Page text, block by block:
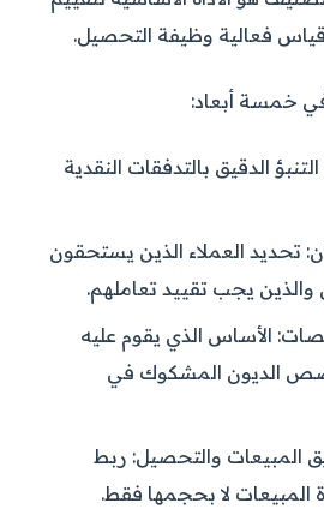
فعالية وظيفة التحصيل.
خمسة أبعاد:
التنبؤ الدقيق بالتدفقات النقدية
تحديد العملاء الذين يستحقون
والذين يجب تقييد تعاملهم.
الأساس الذي يقوم عليه
الديون المشكوك في
المبيعات والتحصيل: ربط
المبيعات لا بحجمها فقط.